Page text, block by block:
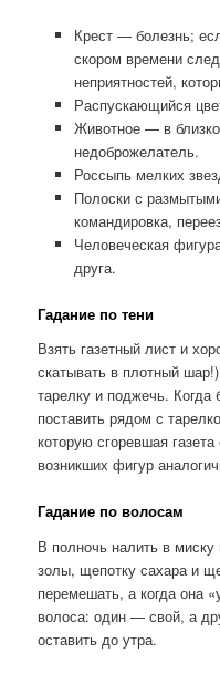
Крест — болезнь;
скором времени
неприятностей,
Распускающийся
Животное — в
недоброжелатель.
Россыпь мелких
Полоски с
командировка,
Человеческая
друга.
Гадание по тени
Взять газетный лист и
скатывать в плотный
тарелку и поджечь. Когда
поставить рядом с
которую сгоревшая
возникших фигур
Гадание по волосам
В полночь налить в
золы, щепотку сахара и
перемешать, а когда она
волоса: один — свой, а
оставить до утра.